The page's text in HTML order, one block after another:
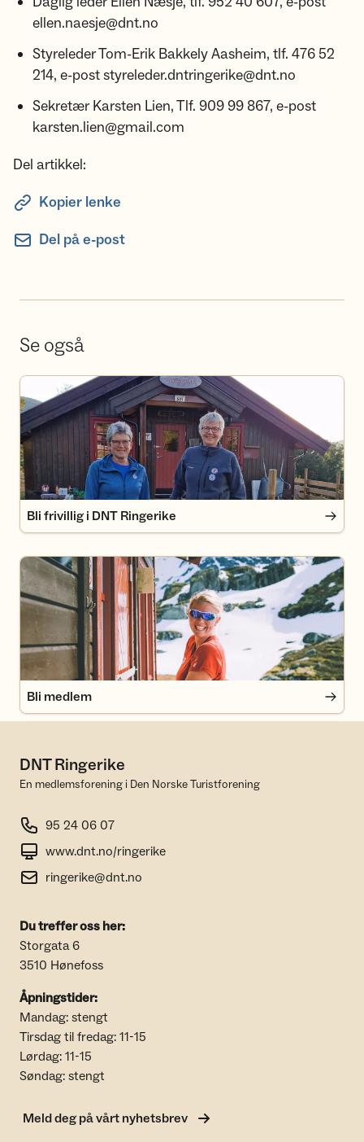
ellen.naesje@dnt.no
Styreleder Tom-Erik Bakkely Aasheim, tlf. 476 52
214, e-post styreleder.dntringerike@dnt.no
Sekretær Karsten Lien, Tlf. 909 99 867, e-post
karsten.lien@gmail.com
Del artikkel:
Kopier lenke
Del på e-post
Se også
Bli frivillig i DNT Ringerike
Bli frivillig i DNT Ringerike
Bli medlem
Bli medlem
DNT Ringerike
En medlemsforening i Den Norske Turistforening
95 24 06 07
www.dnt.no/ringerike
ringerike@dnt.no
Du treffer oss her:
Storgata 6
3510 Hønefoss
Åpningstider:
Mandag: stengt
Tirsdag til fredag: 11-15
Lørdag: 11-15
Søndag: stengt
Meld deg på vårt nyhetsbrev